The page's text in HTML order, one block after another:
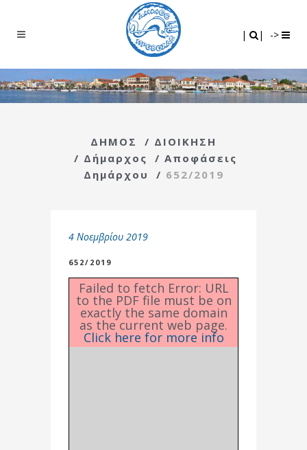
| | ->
ΔΗΜΟΣ / ΔΙΟΙΚΗΣΗ
/ Δήμαρχος / Αποφάσεις
Δημάρχου
/ 652/2019
4 Νοεμβρίου 2019
652/2019
Failed to fetch Error: URL
to the PDF file must be on
exactly the same domain
as the current web page.
Click here for more info